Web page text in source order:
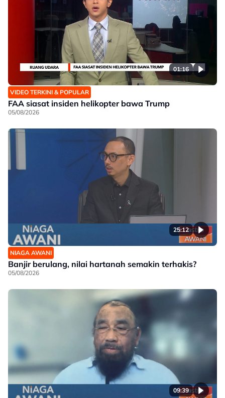
01:16
VIDEO TERKINI & POPULAR
FAA siasat insiden helikopter bawa Trump
05/08/2026
25:12
NIAGA AWANI
Banjir berulang, nilai hartanah semakin terhakis?
05/08/2026
09:39